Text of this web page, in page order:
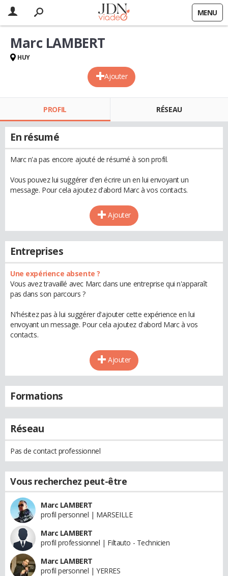
MENU
Ajouter
Marc LAMBERT
HUY
PROFIL RÉSEAU
En résumé
Marc n'a pas encore ajouté de résumé à son profil.
Vous pouvez lui suggérer d'en écrire un en lui envoyant un
message. Pour cela ajoutez d'abord Marc à vos contacts.
Ajouter
Entreprises
Une expérience absente ?
Vous avez travaillé avec Marc dans une entreprise qui n'apparaît
pas dans son parcours ?
N'hésitez pas à lui suggérer d'ajouter cette expérience en lui
envoyant un message. Pour cela ajoutez d'abord Marc à vos
contacts.
Ajouter
Formations
Réseau
Pas de contact professionnel
Vous recherchez peut-être
Marc LAMBERT
profil personnel | MARSEILLE
Marc LAMBERT
profil professionnel | Filtauto - Technicien
Marc LAMBERT
profil personnel | YERRES